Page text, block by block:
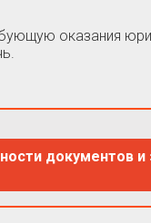
оказания
документов и